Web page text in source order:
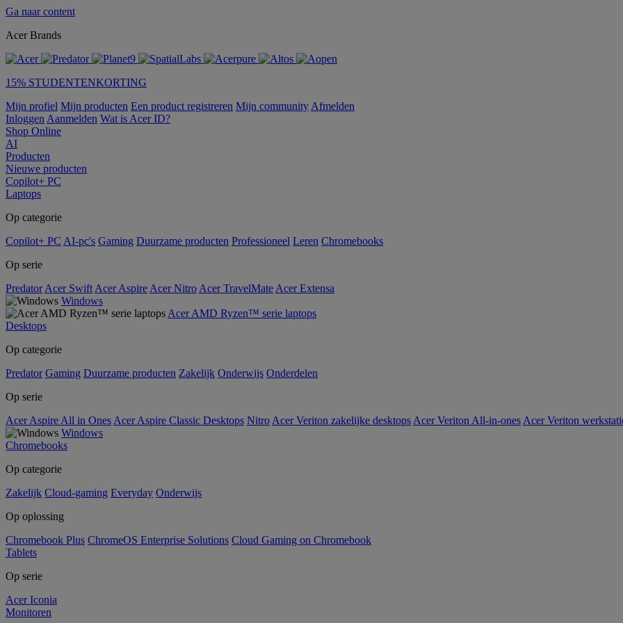
Ga naar content
Acer Brands
15% STUDENTENKORTING
Mijn profiel Mijn producten Een product registreren Mijn community Afmelden
Inloggen Aanmelden Wat is Acer ID?
Shop Online
AI
Producten
Nieuwe producten
Copilot+ PC
Laptops
Op categorie
Copilot+ PC AI-pc's Gaming Duurzame producten Professioneel Leren Chromebooks
Op serie
Predator Acer Swift Acer Aspire Acer Nitro Acer TravelMate Acer Extensa
Windows
Acer AMD Ryzen™ serie laptops
Desktops
Op categorie
Predator Gaming Duurzame producten Zakelijk Onderwijs Onderdelen
Op serie
Acer Aspire All in Ones Acer Aspire Classic Desktops Nitro Acer Veriton zakelijke desktops Acer Veriton All-in-ones Acer Veriton
Windows
Chromebooks
Op categorie
Zakelijk Cloud-gaming Everyday Onderwijs
Op oplossing
Chromebook Plus ChromeOS Enterprise Solutions Cloud Gaming on Chromebook
Tablets
Op serie
Acer Iconia
Monitoren